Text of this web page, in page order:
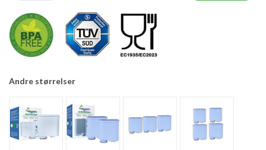
Andre størrelser